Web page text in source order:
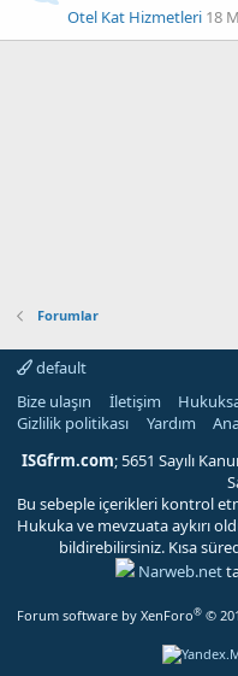
Otel Kat Hizmetleri 18
Forumlar
default
Bize ulaşın
İletişim
Gizlilik politikası
Yardım
ISGfrm.com; 5651 Sayılı
Bu sebeple içerikleri kontrol
Hukuka ve mevzuata aykırı
bildirebilirsiniz. Kısa
Narweb.net
Forum software by XenForo® ©